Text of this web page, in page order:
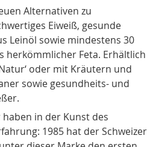
Alternativen zu
Eiweiß, gesunde
Leinöl sowie mindestens 30
herkömmlicher Feta. Erhältlich
oder mit Kräutern und
sowie gesundheits- und
in der Kunst des
1985 hat der Schweizer